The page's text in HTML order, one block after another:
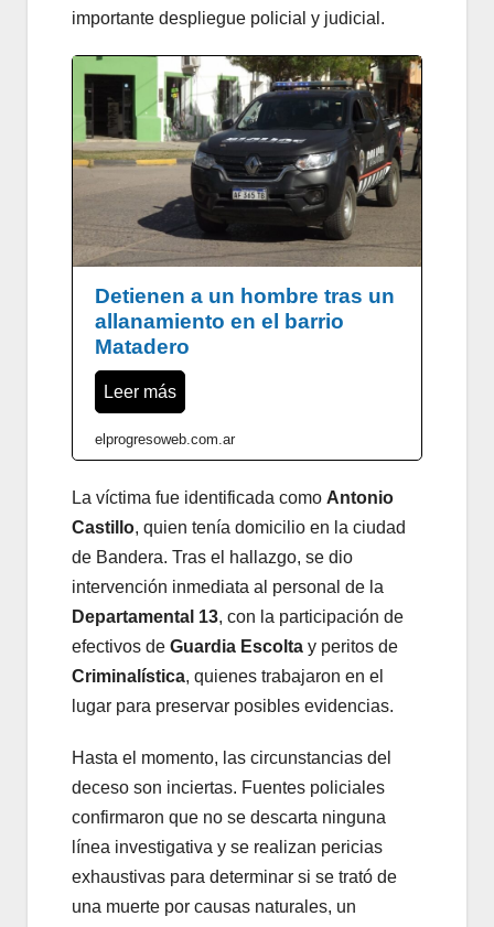
importante despliegue policial y judicial.
Detienen a un hombre tras un
allanamiento en el barrio
Matadero
Leer más
elprogresoweb.com.ar
La víctima fue identificada como Antonio
Castillo, quien tenía domicilio en la ciudad
de Bandera. Tras el hallazgo, se dio
intervención inmediata al personal de la
Departamental 13, con la participación de
efectivos de Guardia Escolta y peritos de
Criminalística, quienes trabajaron en el
lugar para preservar posibles evidencias.
Hasta el momento, las circunstancias del
deceso son inciertas. Fuentes policiales
confirmaron que no se descarta ninguna
línea investigativa y se realizan pericias
exhaustivas para determinar si se trató de
una muerte por causas naturales, un